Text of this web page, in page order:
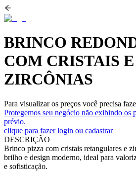
BRINCO
COM CRISTAIS E
ZIRCÔNIAS
Para visualizar os preços você precisa
Protegemos seu negócio não exibindo os
prévio.
clique para fazer login ou cadastrar
DESCRIÇÃO
Brinco pizza com cristais retangulares e
brilho e design moderno, ideal para
e sofisticação.